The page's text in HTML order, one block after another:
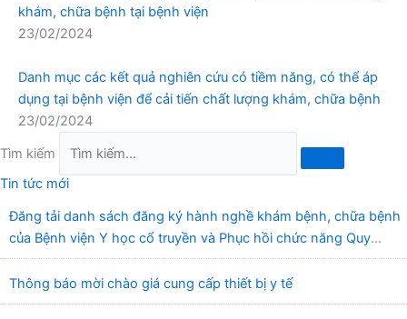
khám, chữa bệnh tại bệnh viện
23/02/2024
Danh mục các kết quả nghiên cứu có tiềm năng, có thể áp
dụng tại bệnh viện để cải tiến chất lượng khám, chữa bệnh
23/02/2024
Tìm kiếm
Tin tức mới
Đăng tải danh sách đăng ký hành nghề khám bệnh, chữa bệnh
của Bệnh viện Y học cổ truyền và Phục hồi chức năng Quy
Nhơn (22/6/2026)
Thông báo mời chào giá cung cấp thiết bị y tế